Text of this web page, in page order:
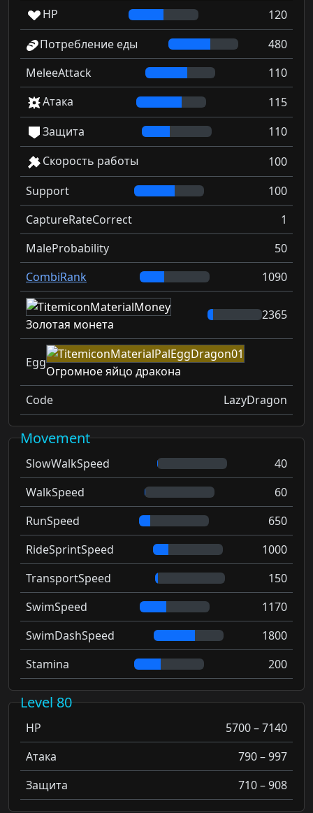
HP
120
Потребление еды
480
MeleeAttack
110
Атака
115
Защита
110
Скорость работы
100
Support
100
CaptureRateCorrect
1
MaleProbability
50
CombiRank
1090
Золотая монета
2365
Egg
Огромное яйцо дракона
Code
LazyDragon
Movement
SlowWalkSpeed
40
WalkSpeed
60
RunSpeed
650
RideSprintSpeed
1000
TransportSpeed
150
SwimSpeed
1170
SwimDashSpeed
1800
Stamina
200
Level 80
HP
5700 – 7140
Атака
790 – 997
Защита
710 – 908